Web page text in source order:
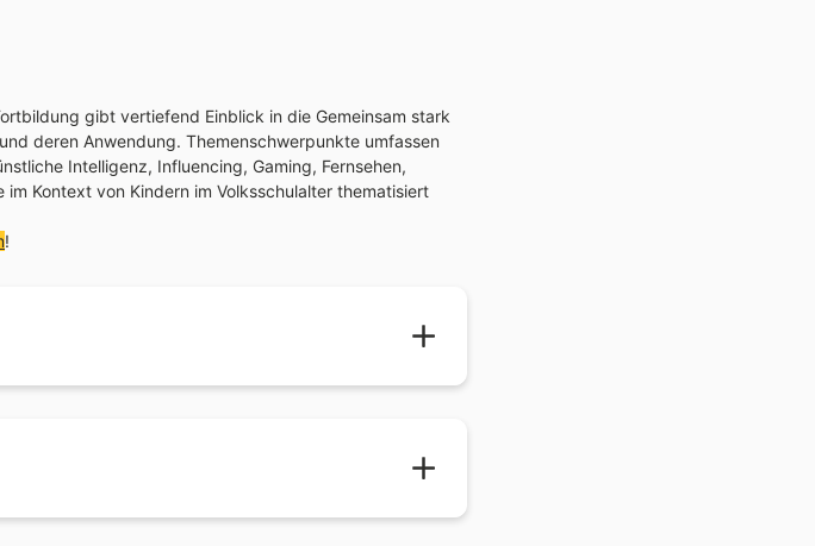
gibt vertiefend Einblick in die Gemeinsam stark
und deren Anwendung. Themenschwerpunkte umfassen
Intelligenz, Influencing, Gaming, Fernsehen,
Kontext von Kindern im Volksschulalter thematisiert
!